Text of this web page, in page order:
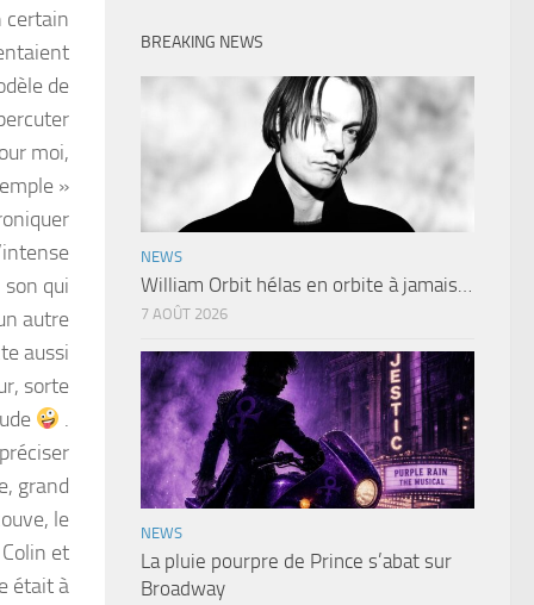
certain
de
moi,
»
qui
autre
aussi
sorte
.
grand
le
et
était à
BREAKING NEWS
NEWS
William Orbit hélas en orbite à jamais…
7 AOÛT 2026
NEWS
La pluie pourpre de Prince s’abat sur
Broadway